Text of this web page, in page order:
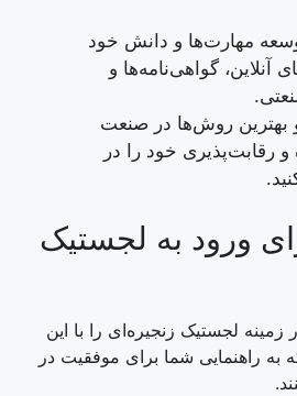
مهارت‌ها و دانش خود
آنلاین، گواهی‌نامه‌ها و
بهترین روش‌ها در صنعت
و رقابت‌پذیری خود را در
ورود به لجستیک
لجستیک زنجیره‌ای را با این
به راهنمایی شما برای موفقیت در